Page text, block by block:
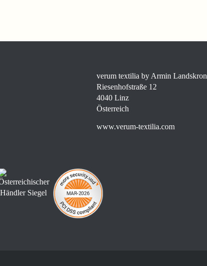
verum textilia by Armin Landskron
Riesenhofstraße 12
4040 Linz
Österreich
www.verum-textilia.com